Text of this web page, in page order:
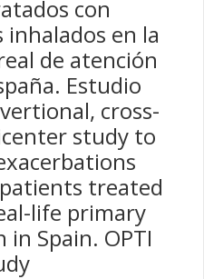
con
en la
de atención
Estudio
cross-
study to
treated
life primary
Spain. OPTI